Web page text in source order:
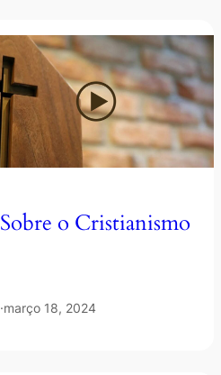
Sobre o Cristianismo
·março 18, 2024